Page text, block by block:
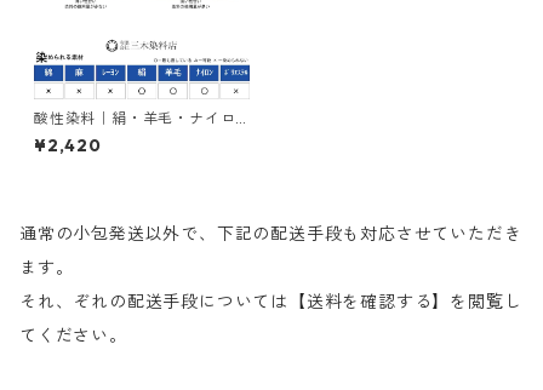
酸性染料｜絹・羊毛・ナイロ
ンを染める｜50g｜アンスラ
センエロー5RL（赤みの黄色）
¥2,420
通常の小包発送以外で、下記の配送手段も対応させていただき
ます。
それ、ぞれの配送手段については【送料を確認する】を閲覧し
てください。